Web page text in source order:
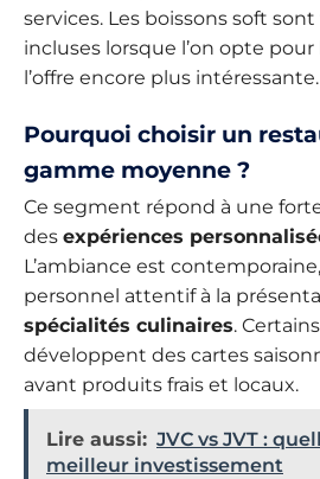
services. Les boissons soft
incluses lorsque l’on opte
l’offre encore plus intéressante.
Pourquoi choisir un
gamme moyenne ?
Ce segment répond à une
des expériences
L’ambiance est
personnel attentif à la
spécialités culinaires.
développent des cartes
avant produits frais et locaux.
Lire aussi: JVC vs JVT :
meilleur investissement